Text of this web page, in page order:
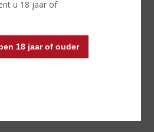
u 18 jaar of
18 jaar of ouder